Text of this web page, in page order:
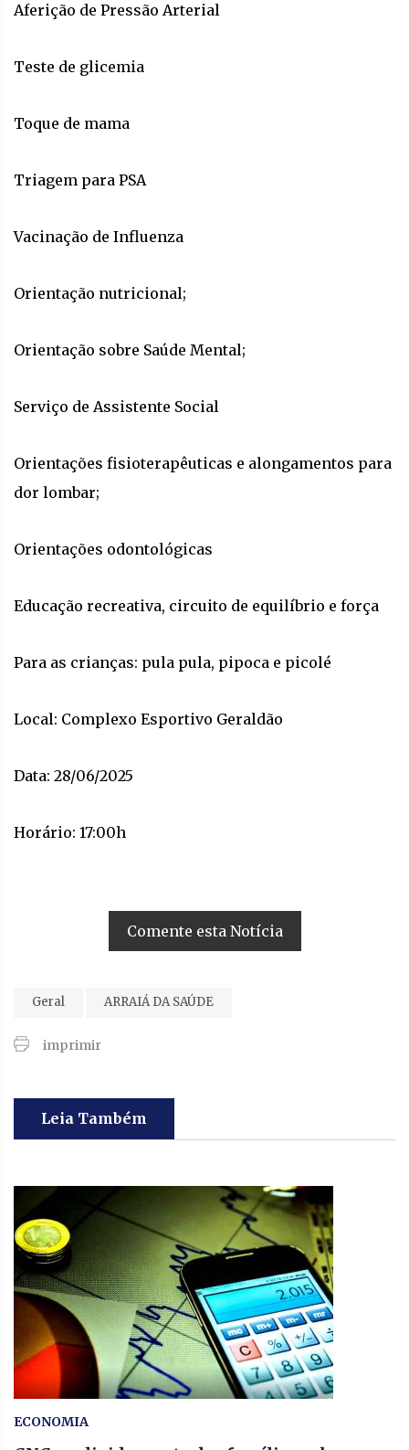
Aferição de Pressão Arterial
Teste de glicemia
Toque de mama
Triagem para PSA
Vacinação de Influenza
Orientação nutricional;
Orientação sobre Saúde Mental;
Serviço de Assistente Social
Orientações fisioterapêuticas e alongamentos para
dor lombar;
Orientações odontológicas
Educação recreativa, circuito de equilíbrio e força
Para as crianças: pula pula, pipoca e picolé
Local: Complexo Esportivo Geraldão
Data: 28/06/2025
Horário: 17:00h
Comente esta Notícia
Geral ARRAIÁ DA SAÚDE
imprimir
Leia Também
ECONOMIA